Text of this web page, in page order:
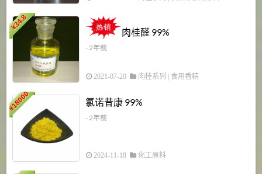
¥
34.8
肉桂醛 99%
- 2年前
2021-07-20 肉桂系列 | 食用香精
¥
18000 氯诺昔康 99%
- 2年前
2024-11-18 化工原料